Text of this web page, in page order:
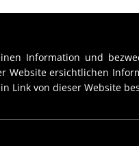
Information und
Website ersichtlichen
Link von dieser Website